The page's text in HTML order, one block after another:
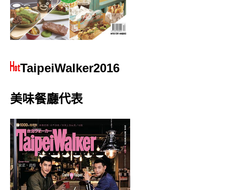
TaipeiWalker2016
美味餐廳代表